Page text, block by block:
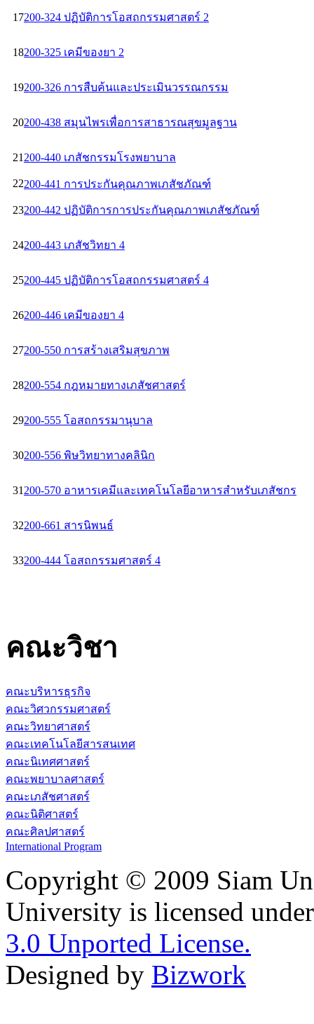
17200-324 ปฏิบัติการโอสถกรรมศาสตร์ 2
18200-325 เคมีของยา 2
19200-326 การสืบค้นและประเมินวรรณกรรม
20200-438 สมุนไพรเพื่อการสาธารณสุขมูลฐาน
21 200-440 เภสัชกรรมโรงพยาบาล
22200-441 การประกันคุณภาพเภสัชภัณฑ์
23200-442 ปฏิบัติการการประกันคุณภาพเภสัชภัณฑ์
24200-443 เภสัชวิทยา 4
25200-445 ปฏิบัติการโอสถกรรมศาสตร์ 4
26200-446 เคมีของยา 4
27200-550 การสร้างเสริมสุขภาพ
28200-554 กฎหมายทางเภสัชศาสตร์
29200-555 โอสถกรรมานุบาล
30200-556 พิษวิทยาทางคลินิก
31 200-570 อาหารเคมีและเทคโนโลยีอาหารสำหรับเภสัชกร
32200-661 สารนิพนธ์
33200-444 โอสถกรรมศาสตร์ 4
คณะวิชา
คณะบริหารธุรกิจ
คณะวิศวกรรมศาสตร์
คณะวิทยาศาสตร์
คณะเทคโนโลยีสารสนเทศ
คณะนิเทศศาสตร์
คณะพยาบาลศาสตร์
คณะเภสัชศาสตร์
คณะนิติศาสตร์
คณะศิลปศาสตร์
International Program
Copyright © 2009 Siam
University is licensed
3.0 Unported License.
Designed by Bizwork